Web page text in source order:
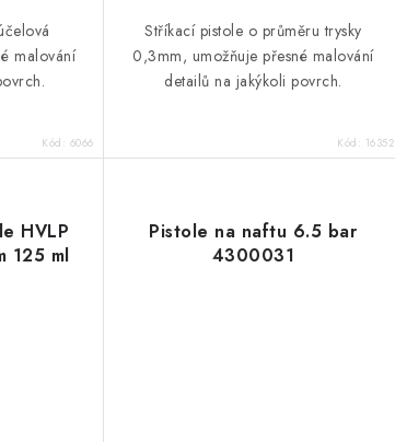
malování
Kód: 6066
Stříkací pistole o průměru trysky
0,3mm, umožňuje přesné malování
detailů na jakýkoli povrch.
Kód: 16352
HVLP
125 ml
Pistole na naftu 6.5 bar
4300031